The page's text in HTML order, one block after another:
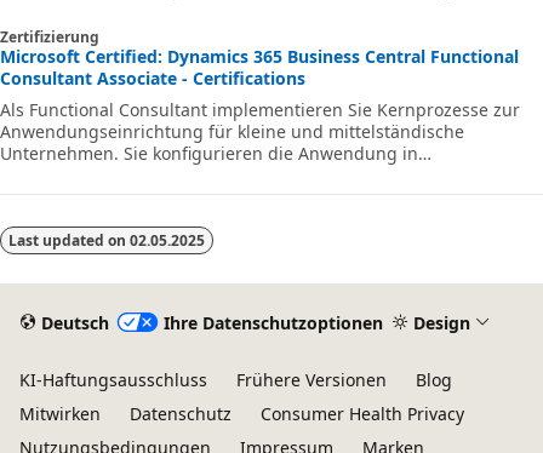
Zertifizierung
Microsoft Certified: Dynamics 365 Business Central Functional
Consultant Associate - Certifications
Als Functional Consultant implementieren Sie Kernprozesse zur
Anwendungseinrichtung für kleine und mittelständische
Unternehmen. Sie konfigurieren die Anwendung in
Unternehmen Verwaltbarkeit und Benutzerfreundlichkeit zu
Last updated on 02.05.2025
Deutsch Ihre Datenschutzoptionen Design
KI-Haftungsausschluss Frühere Versionen
Blog
Mitwirken
Datenschutz
Consumer Health Privacy
Nutzungsbedingungen
Impressum Marken